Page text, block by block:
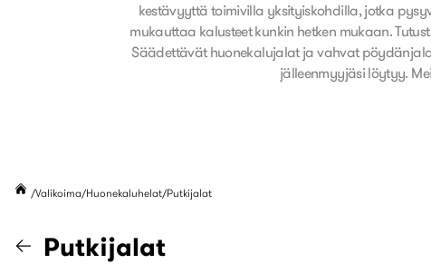
kestävyyttä toimivilla yksityiskohdilla, jotka
mukauttaa kalusteet kunkin hetken mukaan.
Säädettävät huonekalujalat ja vahvat
jälleenmyyjäsi löytyy.
Valikoima Huonekaluhelat Putkijalat
Siirry "Huonekaluhelat"
Putkijalat